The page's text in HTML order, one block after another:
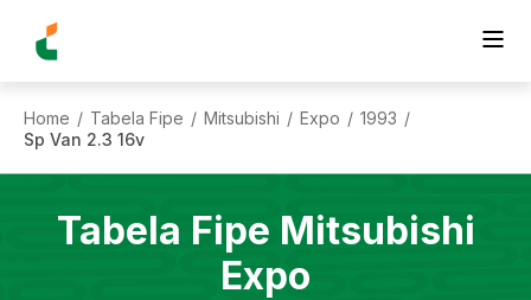
Home / Tabela Fipe / Mitsubishi / Expo / 1993 /
Sp Van 2.3 16v
Tabela Fipe Mitsubishi
Expo